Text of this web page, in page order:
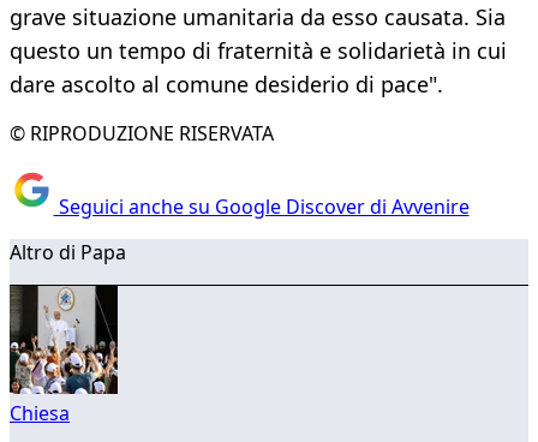
grave situazione umanitaria da esso causata. Sia
questo un tempo di fraternità e solidarietà in cui
dare ascolto al comune desiderio di pace".
© RIPRODUZIONE RISERVATA
Seguici anche su Google Discover di Avvenire
Altro di Papa
Chiesa